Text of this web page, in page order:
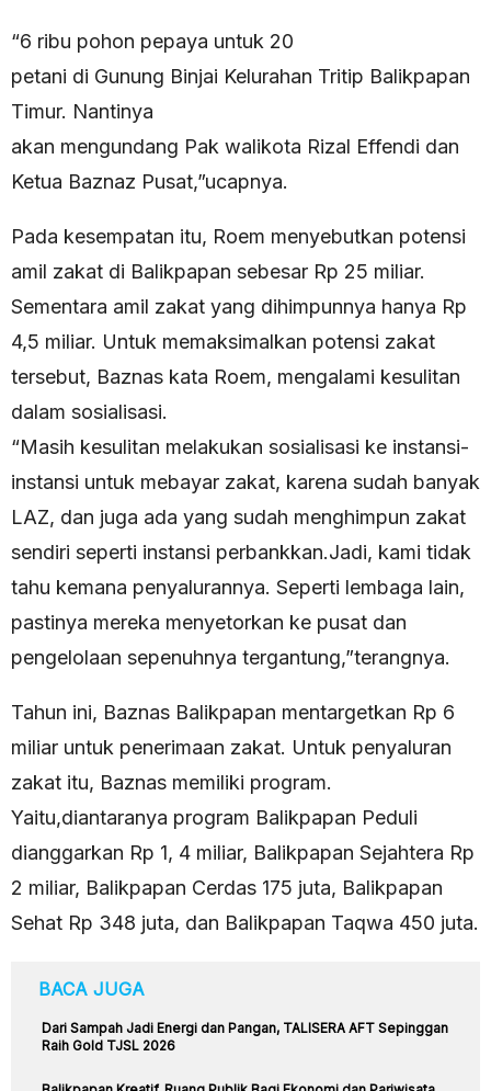
“6 ribu pohon pepaya untuk 20
petani di Gunung Binjai Kelurahan Tritip Balikpapan
Timur. Nantinya
akan mengundang Pak walikota Rizal Effendi dan
Ketua Baznaz Pusat,”ucapnya.
Pada kesempatan itu, Roem menyebutkan potensi
amil zakat di Balikpapan sebesar Rp 25 miliar.
Sementara amil zakat yang dihimpunnya hanya Rp
4,5 miliar. Untuk memaksimalkan potensi zakat
tersebut, Baznas kata Roem, mengalami kesulitan
dalam sosialisasi.
“Masih kesulitan melakukan sosialisasi ke instansi-
instansi untuk mebayar zakat, karena sudah banyak
LAZ, dan juga ada yang sudah menghimpun zakat
sendiri seperti instansi perbankkan.Jadi, kami tidak
tahu kemana penyalurannya. Seperti lembaga lain,
pastinya mereka menyetorkan ke pusat dan
pengelolaan sepenuhnya tergantung,”terangnya.
Tahun ini, Baznas Balikpapan mentargetkan Rp 6
miliar untuk penerimaan zakat. Untuk penyaluran
zakat itu, Baznas memiliki program.
Yaitu,diantaranya program Balikpapan Peduli
dianggarkan Rp 1, 4 miliar, Balikpapan Sejahtera Rp
2 miliar, Balikpapan Cerdas 175 juta, Balikpapan
Sehat Rp 348 juta, dan Balikpapan Taqwa 450 juta.
BACA JUGA
Dari Sampah Jadi Energi dan Pangan, TALISERA AFT Sepinggan
Raih Gold TJSL 2026